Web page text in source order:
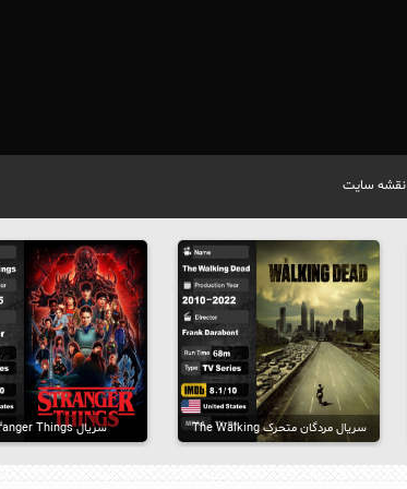
نقشه سایت
سریال مردگان متحرک The Walking
Dead
سریال Stranger Things